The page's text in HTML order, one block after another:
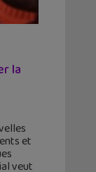
la
et
veut